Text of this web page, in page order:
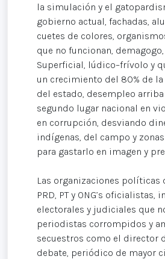
la simulación y el
gobierno actual, fachadas,
cuetes de colores,
que no funcionan,
Superficial, lúdico–frívolo y
un crecimiento del 80% de
del estado, desempleo arriba
segundo lugar nacional en
en corrupción, desviando
indígenas, del campo y
para gastarlo en imagen y
Las organizaciones políticas
PRD, PT y ONG’s oficialistas,
electorales y judiciales que
periodistas corrompidos y
secuestros como el director
debate, periódico de mayor